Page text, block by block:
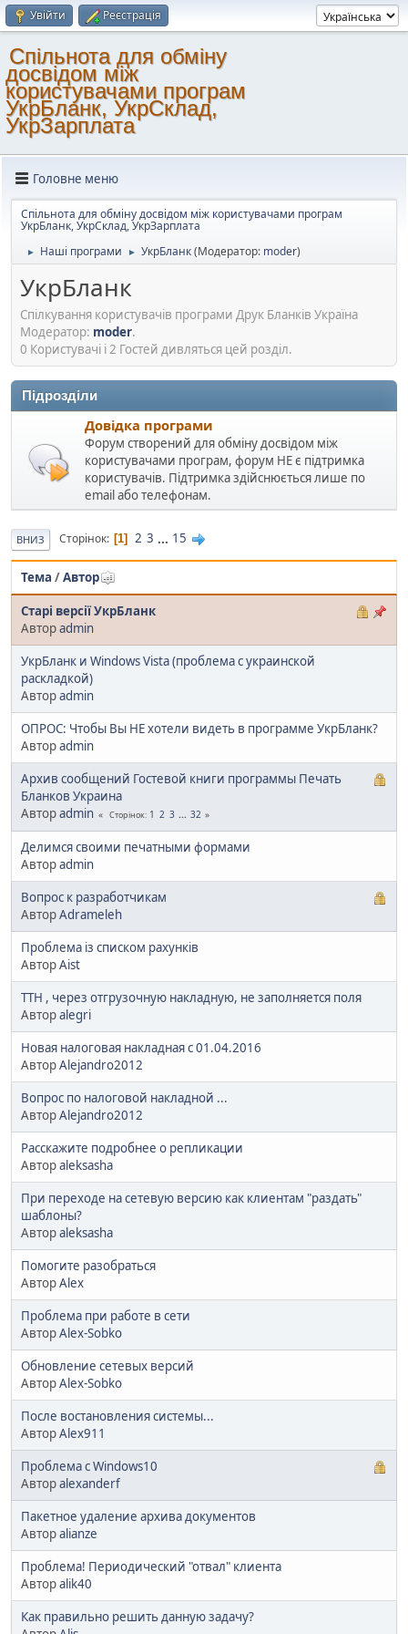
Увійти Реєстрація
Спільнота для обміну
досвідом між
користувачами програм
УкрБланк, УкрСклад,
УкрЗарплата
Головне меню
Спільнота для обміну досвідом між користувачами програм
УкрБланк, УкрСклад, УкрЗарплата
► Наші програми ► УкрБланк(Модератор: moder)
УкрБланк
Спілкування користувачів програми Друк Бланків Україна
Модератор: moder.
0 Користувачі і 2 Гостей дивляться цей розділ.
Підрозділи
Довідка програми
Форум створений для обміну досвідом між
користувачами програм, форум НЕ є підтримка
користувачів. Підтримка здійснюється лише по
email або телефонам.
ВНИЗ Сторінок 1 2 3 ... 15
Тема /Автор
Старі версії УкрБланк
Авторadmin
УкрБланк и Windows Vista (проблема с украинской
раскладкой)
Авторadmin
ОПРОС: Чтобы Вы НЕ хотели видеть в программе УкрБланк?
Авторadmin
Архив сообщений Гостевой книги программы Печать
Бланков Украина
Авторadmin Сторінок 1 2 3 ... 32
Делимся своими печатными формами
Авторadmin
Вопрос к разработчикам
АвторAdrameleh
Проблема із списком рахунків
АвторAist
ТТН , через отгрузочную накладную, не заполняется поля
Авторalegri
Новая налоговая накладная с 01.04.2016
АвторAlejandro2012
Вопрос по налоговой накладной ...
АвторAlejandro2012
Расскажите подробнее о репликации
Авторaleksasha
При переходе на сетевую версию как клиентам "раздать"
шаблоны?
Авторaleksasha
Помогите разобраться
АвторAlex
Проблема при работе в сети
АвторAlex-Sobko
Обновление сетевых версий
АвторAlex-Sobko
После востановления системы...
АвторAlex911
Проблема с Windows10
Авторalexanderf
Пакетное удаление архива документов
Авторalianze
Проблема! Периодический "отвал" клиента
Авторalik40
Как правильно решить данную задачу?